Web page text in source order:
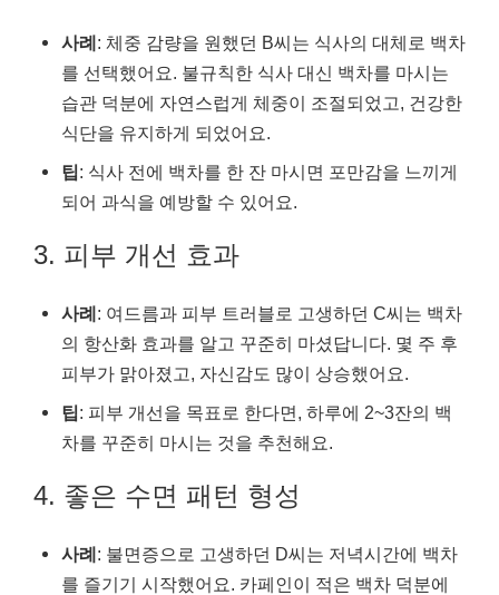
사례: 체중 감량을 원했던 B씨는 식사의 대체로 백차
를 선택했어요. 불규칙한 식사 대신 백차를 마시는
습관 덕분에 자연스럽게 체중이 조절되었고, 건강한
식단을 유지하게 되었어요.
팁: 식사 전에 백차를 한 잔 마시면 포만감을 느끼게
되어 과식을 예방할 수 있어요.
3. 피부 개선 효과
사례: 여드름과 피부 트러블로 고생하던 C씨는 백차
의 항산화 효과를 알고 꾸준히 마셨답니다. 몇 주 후
피부가 맑아졌고, 자신감도 많이 상승했어요.
팁: 피부 개선을 목표로 한다면, 하루에 2~3잔의 백
차를 꾸준히 마시는 것을 추천해요.
4. 좋은 수면 패턴 형성
사례: 불면증으로 고생하던 D씨는 저녁시간에 백차
를 즐기기 시작했어요. 카페인이 적은 백차 덕분에